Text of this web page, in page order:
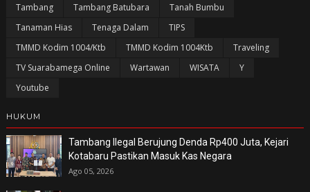
Tambang
Tambang Batubara
Tanah Bumbu
Tanaman Hias
Tenaga Dalam
TIPS
TMMD Kodim 1004/Ktb
TMMD Kodim 1004Ktb
Traveling
TV Suarabamega Online
Wartawan WISATA
Y
Youtube
HUKUM
Tambang Ilegal Berujung Denda Rp400 Juta, Kejari
Kotabaru Pastikan Masuk Kas Negara
Ago 05, 2026